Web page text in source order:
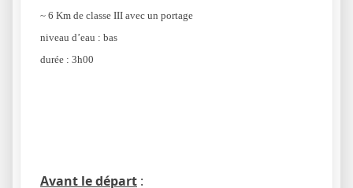
~ 6 Km de classe III avec un portage
niveau d’eau : bas
durée : 3h00
Avant le départ :